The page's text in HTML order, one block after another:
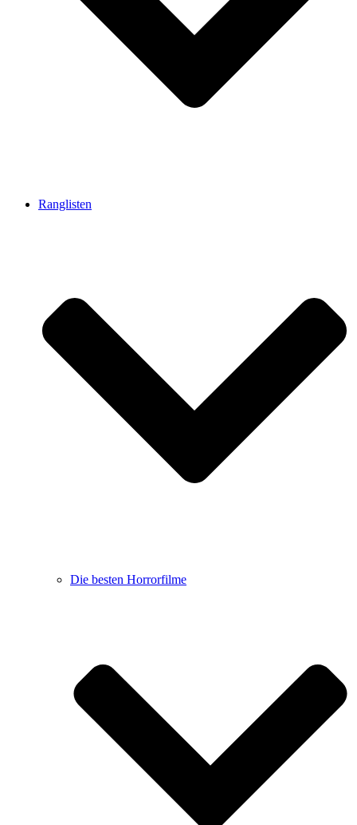
Ranglisten
Die besten Horrorfilme